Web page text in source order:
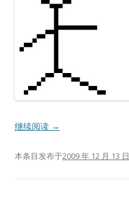
继续阅读 →
本条目发布于2009 年 12 月 13 日